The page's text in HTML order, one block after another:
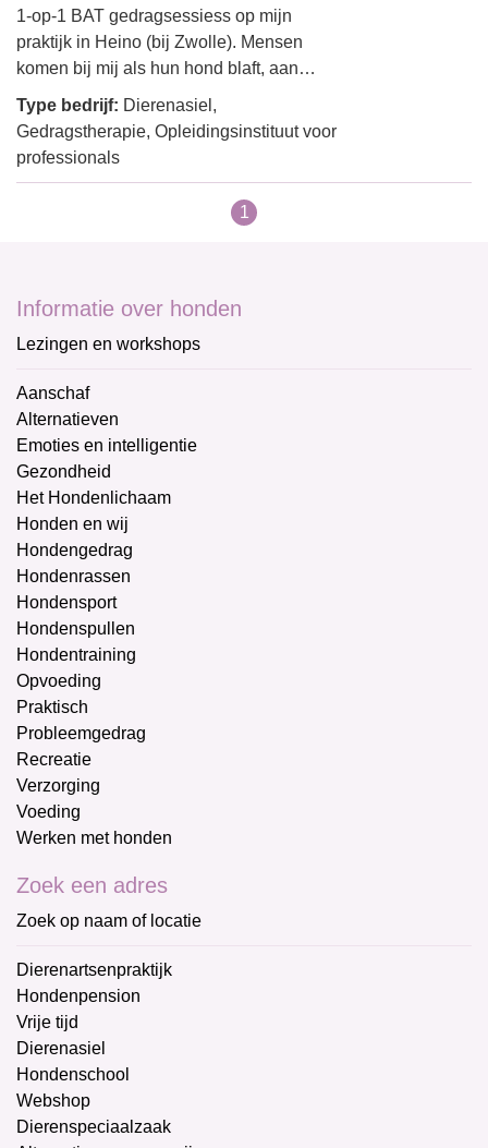
1-op-1 BAT gedragsessiess op mijn
praktijk in Heino (bij Zwolle). Mensen
komen bij mij als hun hond blaft, aan…
Type bedrijf: Dierenasiel,
Gedragstherapie, Opleidingsinstituut voor
professionals
1
Informatie over honden
Lezingen en workshops
Aanschaf
Alternatieven
Emoties en intelligentie
Gezondheid
Het Hondenlichaam
Honden en wij
Hondengedrag
Hondenrassen
Hondensport
Hondenspullen
Hondentraining
Opvoeding
Praktisch
Probleemgedrag
Recreatie
Verzorging
Voeding
Werken met honden
Zoek een adres
Zoek op naam of locatie
Dierenartsenpraktijk
Hondenpension
Vrije tijd
Dierenasiel
Hondenschool
Webshop
Dierenspeciaalzaak